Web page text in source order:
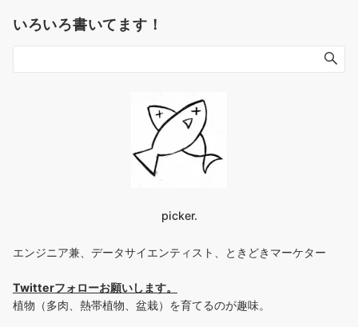
いろいろ書いてます！
picker.
エンジニア兼、データサイエンティスト、ときどきマーケター
Twitterフォローお願いします。
植物（多肉、熱帯植物、盆栽）を育てるのが趣味。